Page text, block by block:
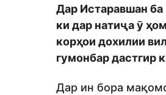
d
i
o
r
a
g
Дар Истаравшан ба
ки дар натиҷаӯ
корҳои дохилии
гумонбар дастгир
Дар ин бора